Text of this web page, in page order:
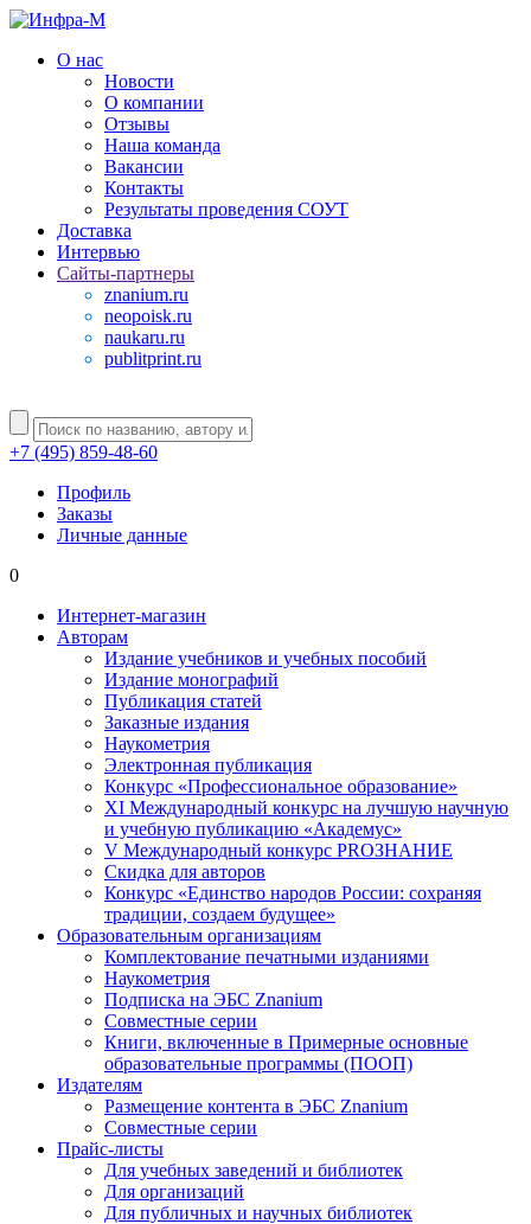
О нас
Новости
О компании
Отзывы
Наша команда
Вакансии
Контакты
Результаты проведения СОУТ
Доставка
Интервью
Сайты-партнеры
znanium.ru
neopoisk.ru
naukaru.ru
publitprint.ru
+7 (495) 859-48-60
Профиль
Заказы
Личные данные
0
Интернет-магазин
Авторам
Издание учебников и учебных пособий
Издание монографий
Публикация статей
Заказные издания
Наукометрия
Электронная публикация
Конкурс «Профессиональное образование»
XI Международный конкурс на лучшую научную
и учебную публикацию «Академус»
V Международный конкурс PROЗНАНИЕ
Скидка для авторов
Конкурс «Единство народов России: сохраняя
традиции, создаем будущее»
Образовательным организациям
Комплектование печатными изданиями
Наукометрия
Подписка на ЭБС Znanium
Совместные серии
Книги, включенные в Примерные основные
образовательные программы (ПООП)
Издателям
Размещение контента в ЭБС Znanium
Совместные серии
Прайс-листы
Для учебных заведений и библиотек
Для организаций
Для публичных и научных библиотек